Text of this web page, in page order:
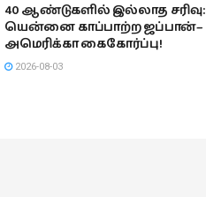
40 ஆண்டுகளில் இல்லாத சரிவு:
யென்னை காப்பாற்ற ஜப்பான்–
அமெரிக்கா கைகோர்ப்பு!
2026-08-03